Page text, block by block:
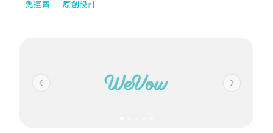
的錶帶表達你的感激之情，亦不失為一個送禮好選擇！
免運費 原創設計
Previous Next